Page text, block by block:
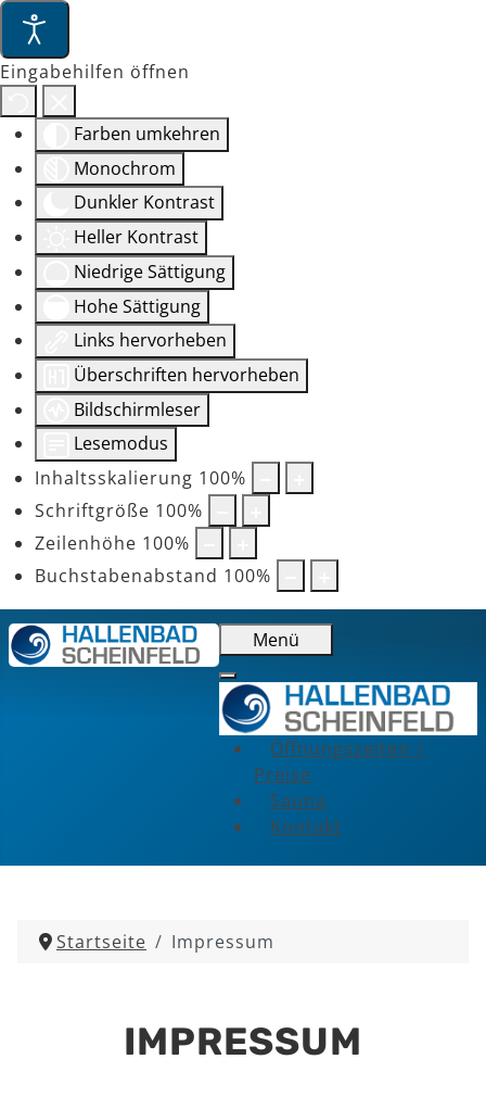
Eingabehilfen öffnen
Farben umkehren
Monochrom
Dunkler Kontrast
Heller Kontrast
Niedrige Sättigung
Hohe Sättigung
Links hervorheben
Überschriften hervorheben
Bildschirmleser
Lesemodus
Inhaltsskalierung 100%
Schriftgröße 100%
Zeilenhöhe 100%
Buchstabenabstand 100%
Menü
Öffnungszeiten |
Preise
Sauna
Kontakt
Startseite Impressum
IMPRESSUM